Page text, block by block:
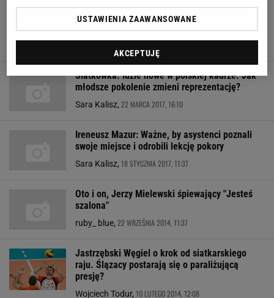
husaria, natomiast Muzaj i Śliwka to lekka
kawaleria. Taki układ to najlepsze, co może
nas spotkać
Siatkówka. Idzie nowe w polskiej kadrze. Jak
młodsze pokolenie zmieni reprezentację?
Sara Kalisz, 22 MARCA 2017, 16:10
Ireneusz Mazur: Ważne, by asystenci poznali
swoje miejsce i odrobili lekcję pokory
Sara Kalisz, 18 STYCZNIA 2017, 11:37
Oto i on, Jerzy Mielewski śpiewający "Jesteś
szalona"
ruby_ blue, 22 WRZEŚNIA 2014, 11:37
Jastrzębski Węgiel o krok od siatkarskiego
raju. Ślązacy postarają się o paraliżującą
presję?
Wojciech Todur, 10 LUTEGO 2014, 12:08
USTAWIENIA ZAAWANSOWANE
AKCEPTUJĘ